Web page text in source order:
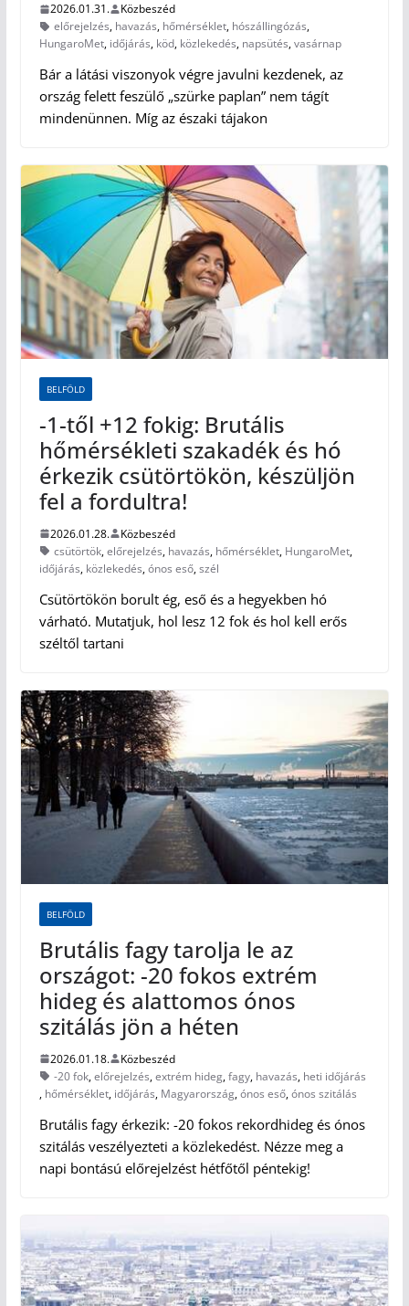
2026.01.31.
Közbeszéd
előrejelzés, havazás, hőmérséklet, hószállingózás,
HungaroMet, időjárás, köd, közlekedés, napsütés,vasárnap
Bár a látási viszonyok végre javulni kezdenek, az
ország felett feszülő „szürke paplan” nem tágít
mindenünnen. Míg az északi tájakon
BELFÖLD
-1-től +12 fokig: Brutális
hőmérsékleti szakadék és hó
érkezik csütörtökön, készüljön
fel a fordultra!
2026.01.28.
Közbeszéd
csütörtök,előrejelzés, havazás, hőmérséklet, HungaroMet,
időjárás, közlekedés,ónos eső,szél
Csütörtökön borult ég, eső és a hegyekben hó
várható. Mutatjuk, hol lesz 12 fok és hol kell erős
széltől tartani
BELFÖLD
Brutális fagy tarolja le az
országot: -20 fokos extrém
hideg és alattomos ónos
szitálás jön a héten
2026.01.18.
Közbeszéd
-20 fok,előrejelzés,extrém hideg,fagy, havazás, heti időjárás
, hőmérséklet, időjárás, Magyarország,ónos eső,ónos szitálás
Brutális fagy érkezik: -20 fokos rekordhideg és ónos
szitálás veszélyezteti a közlekedést. Nézze meg a
napi bontású előrejelzést hétfőtől péntekig!